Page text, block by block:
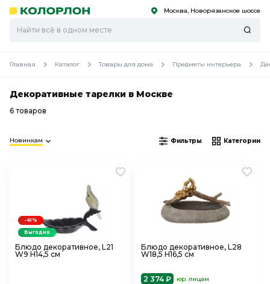
Скоро
Скоро Москва, Новорязанское шоссе
Главная Каталог Товары для дома Предметы интерьера
Декоративные тарелки в Москве
6 товаров
Новинкам Фильтры Категории
Блюдо декоративное, L21
W9 H14,5 см
-41%
Выгодно
Блюдо декоративное, L28
W18,5 H16,5 см
2 374 ₽ юр. лицам